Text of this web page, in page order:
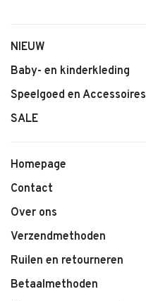
NIEUW
Baby- en kinderkleding
Speelgoed en Accessoires
SALE
Homepage
Contact
Over ons
Verzendmethoden
Ruilen en retourneren
Betaalmethoden